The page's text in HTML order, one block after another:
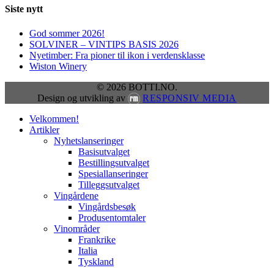
Siste nytt
God sommer 2026!
SOLVINER – VINTIPS BASIS 2026
Nyetimber: Fra pioner til ikon i verdensklasse
Wiston Winery
© 2026 BOTTI.NO.
Design og utvikling av
RESPONSIV MEDIA
Close
Menu
Velkommen!
Artikler
Nyhetslanseringer
Basisutvalget
Bestillingsutvalget
Spesiallanseringer
Tilleggsutvalget
Vingårdene
Vingårdsbesøk
Produsentomtaler
Vinområder
Frankrike
Italia
Tyskland